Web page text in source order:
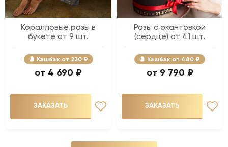
Коралловые розы в
букете от 9 шт.
Кэшбэк 230 ₽
4 690 ₽
ЗАКАЗАТЬ
Розы с окантовкой
(сердце) от 41 шт.
Кэшбэк 480 ₽
9 790 ₽
ЗАКАЗАТЬ